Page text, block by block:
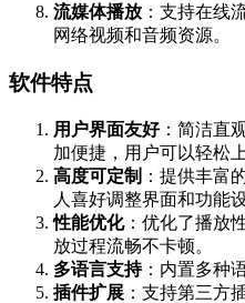
流媒体播放 ：支持在线
网络视频和音频资源。
软件特点
用户界面友好：简洁直
加便捷，用户可以轻松上
高度可定制 ：提供丰富
人喜好调整界面和功能设
性能优化：优化了播放
放过程流畅不卡顿。
多语言支持：内置多种
插件扩展 ：支持第三方